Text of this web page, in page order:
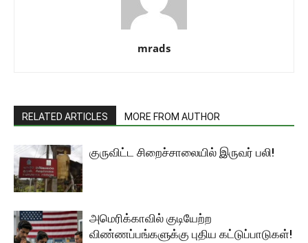
mrads
RELATED ARTICLES MORE FROM AUTHOR
குருவிட்ட சிறைச்சாலையில் இருவர் பலி!
அமெரிக்காவில் குடியேற்ற
விண்ணப்பங்களுக்கு புதிய கட்டுப்பாடுகள்!